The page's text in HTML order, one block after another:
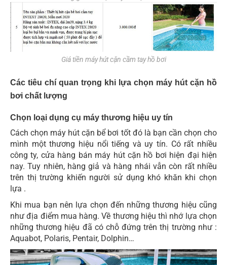
Giá tiền máy hút cặn cầm tay hồ bơi
Các tiêu chí quan trọng khi lựa chọn máy hút cặn hồ
bơi chất lượng
Chọn loại dụng cụ máy thương hiệu uy tín
Cách chọn máy hút cặn bể bơi tốt đó là bạn cần chọn cho
mình một thương hiệu nổi tiếng và uy tín. Có rất nhiều
công ty, cửa hàng bán máy hút cặn hồ bơi hiện đại hiện
nay. Tuy nhiên, hàng giả và hàng nhái vẫn còn rất nhiều
trên thị trường khiến người sử dụng khó khăn khi chọn
lựa .
Khi mua bạn nên lựa chọn đến những thương hiệu cũng
như địa điểm mua hàng. Về thương hiệu thì nhớ lựa chọn
những thương hiệu đã có chỗ đứng trên thị trường như :
Aquabot, Polaris, Pentair, Dolphin…